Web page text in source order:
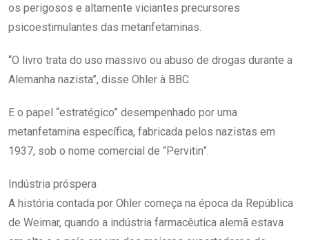
os perigosos e altamente viciantes precursores
psicoestimulantes das metanfetaminas.
“O livro trata do uso massivo ou abuso de drogas durante a
Alemanha nazista”, disse Ohler à BBC.
E o papel “estratégico” desempenhado por uma
metanfetamina específica, fabricada pelos nazistas em
1937, sob o nome comercial de “Pervitin”.
Indústria próspera
A história contada por Ohler começa na época da República
de Weimar, quando a indústria farmacêutica alemã estava